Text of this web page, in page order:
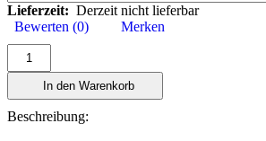
Lieferzeit: Derzeit nicht lieferbar
Bewerten (0)
Merken
In den Warenkorb
Beschreibung: